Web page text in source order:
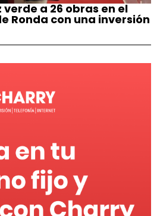
a 26 obras en el
Ronda con una inversión